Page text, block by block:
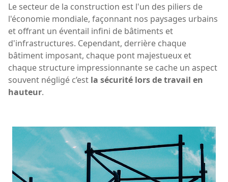
Le secteur de la construction est l'un des piliers de
l'économie mondiale, façonnant nos paysages urbains
et offrant un éventail infini de bâtiments et
d'infrastructures. Cependant, derrière chaque
bâtiment imposant, chaque pont majestueux et
chaque structure impressionnante se cache un aspect
souvent négligé c’est la sécurité lors de travail en
hauteur.